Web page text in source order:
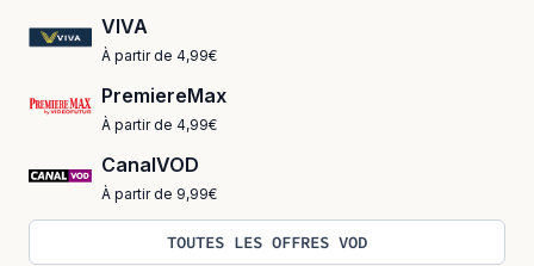
VIVA
À partir de 4,99€
PremiereMax
À partir de 4,99€
CanalVOD
À partir de 9,99€
TOUTES LES OFFRES VOD